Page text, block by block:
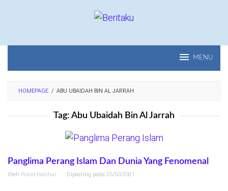
MENU
HOMEPAGE / ABU UBAIDAH BIN AL JARRAH
Tag: Abu Ubaidah Bin Al Jarrah
Panglima Perang Islam Dan Dunia Yang Fenomenal
Oleh Walid Kaishar Diposting pada 25/03/2021